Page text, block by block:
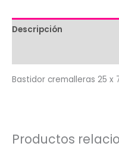
Descripción
Bastidor cremalleras 25 x
Productos